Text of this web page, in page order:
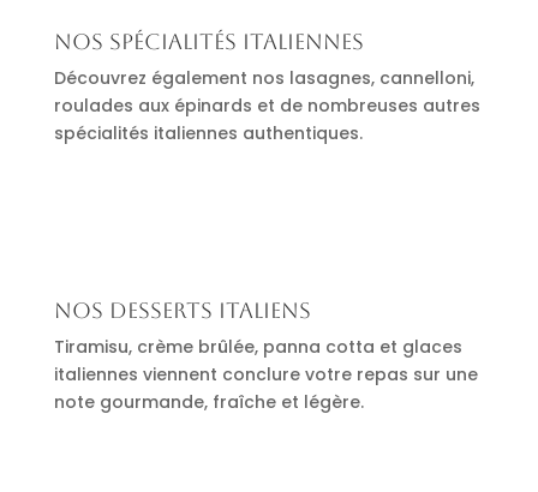
Nos spécialités italiennes
Découvrez également nos lasagnes, cannelloni,
roulades aux épinards et de nombreuses autres
spécialités italiennes authentiques.
Nos desserts italiens
Tiramisu, crème brûlée, panna cotta et glaces
italiennes viennent conclure votre repas sur une
note gourmande, fraîche et légère.